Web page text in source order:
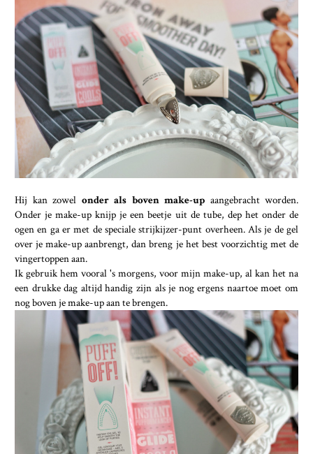
Hij kan zowel onder als boven make-up aangebracht worden.
Onder je make-up knijp je een beetje uit de tube, dep het onder de
ogen en ga er met de speciale strijkijzer-punt overheen. Als je de gel
over je make-up aanbrengt, dan breng je het best voorzichtig met de
vingertoppen aan.
Ik gebruik hem vooral 's morgens, voor mijn make-up, al kan het na
een drukke dag altijd handig zijn als je nog ergens naartoe moet om
nog boven je make-up aan te brengen.